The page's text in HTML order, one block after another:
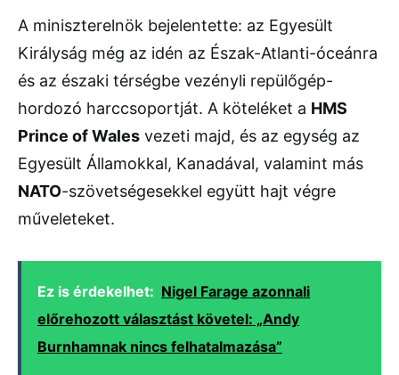
A miniszterelnök bejelentette: az Egyesült
Királyság még az idén az Észak-Atlanti-óceánra
és az északi térségbe vezényli repülőgép-
hordozó harccsoportját. A köteléket a HMS
Prince of Wales vezeti majd, és az egység az
Egyesült Államokkal, Kanadával, valamint más
NATO-szövetségesekkel együtt hajt végre
műveleteket.
Ez is érdekelhet: Nigel Farage azonnali
előrehozott választást követel: „Andy
Burnhamnak nincs felhatalmazása”